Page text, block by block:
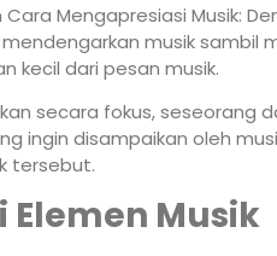
Mengapresiasi Musik:
musik sambil
kecil dari pesan musik.
secara fokus, seseorang
ingin disampaikan oleh
tersebut.
Elemen Musik